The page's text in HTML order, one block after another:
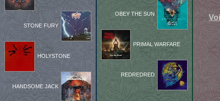
STONE FURY
HOLYSTONE
HANDSOME JACK
OBEY THE SUN
PRIMAL WARFARE
REDREDRED